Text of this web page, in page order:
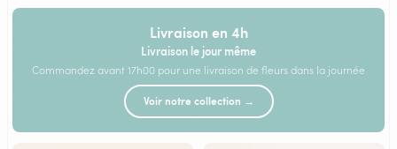
Livraison en 4h
Livraison le jour même
Commandez avant 17h00 pour une livraison de fleurs dans la journée
Voir notre collection →